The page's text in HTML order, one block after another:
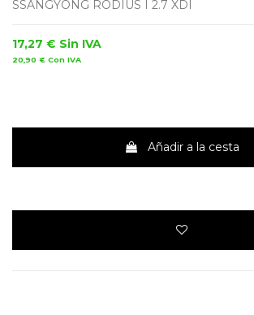
SSANGYONG RODIUS I 2.7 XDI
17,27 € Sin IVA
20,90 € Con IVA
Añadir a la cesta